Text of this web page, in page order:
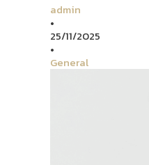
admin
•
25/11/2025
•
General